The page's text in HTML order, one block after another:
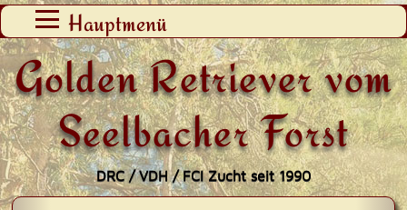
Golden Retriever vom
Seelbacher Forst
DRC / VDH / FCI Zucht seit 1990
Hauptmenü
Zum
Inhalt
springen